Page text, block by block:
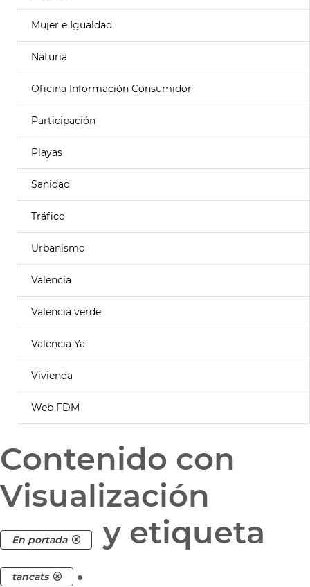
Mujer e Igualdad
Naturia
Oficina Información Consumidor
Participación
Playas
Sanidad
Tráfico
Urbanismo
Valencia
Valencia verde
Valencia Ya
Vivienda
Web FDM
Contenido con
Visualización
En portada y etiqueta
tancats .